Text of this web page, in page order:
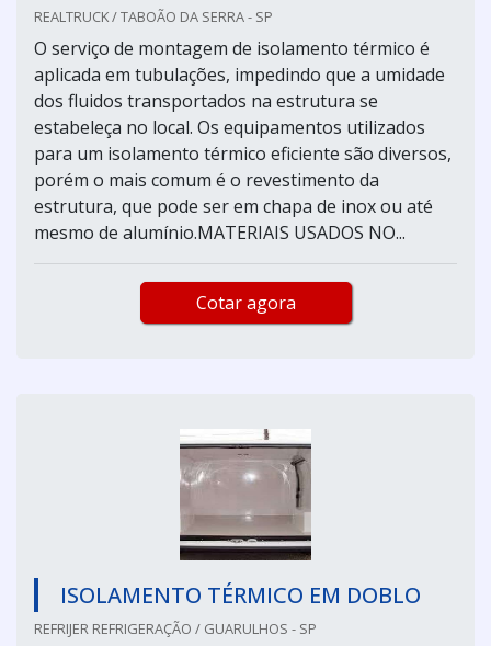
REALTRUCK / TABOÃO DA SERRA - SP
O serviço de montagem de isolamento térmico é
aplicada em tubulações, impedindo que a umidade
dos fluidos transportados na estrutura se
estabeleça no local. Os equipamentos utilizados
para um isolamento térmico eficiente são diversos,
porém o mais comum é o revestimento da
estrutura, que pode ser em chapa de inox ou até
mesmo de alumínio.MATERIAIS USADOS NO...
Cotar agora
ISOLAMENTO TÉRMICO EM DOBLO
REFRIJER REFRIGERAÇÃO / GUARULHOS - SP